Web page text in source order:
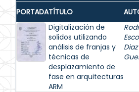
PORTADATÍTULO
Digitalización de
solidos utilizando
análisis de franjas y
técnicas de
desplazamiento de
fase en arquitecturas
ARM
Diaz